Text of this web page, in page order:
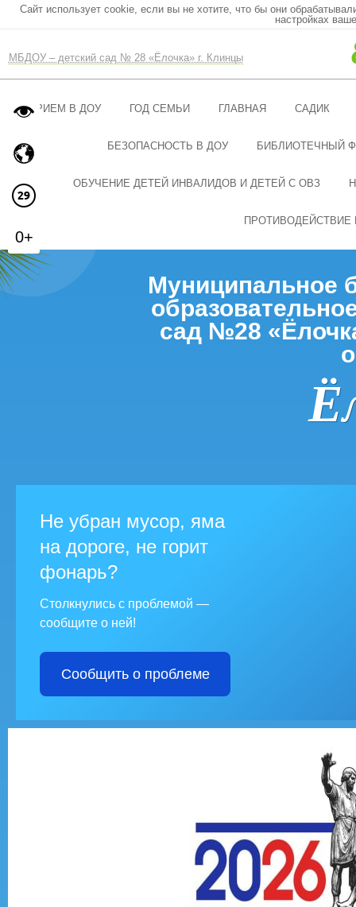
Сайт использует cookie, если вы не хотите, что бы они
настройках
МБДОУ – детский сад № 28 «Ёлочка» г. Клинцы
ПРИЕМ В ДОУ ГОД СЕМЬИ ГЛАВНАЯ САДИК
БЕЗОПАСНОСТЬ В ДОУ БИБЛИОТЕЧНЫЙ
ОБУЧЕНИЕ ДЕТЕЙ ИНВАЛИДОВ И ДЕТЕЙ С ОВЗ
ПРОТИВОДЕЙСТВИЕ
Муниципальное
сад №28
Не убран мусор, яма
на дороге, не горит
фонарь?
Столкнулись с проблемой —
сообщите о ней!
Сообщить о проблеме
0+